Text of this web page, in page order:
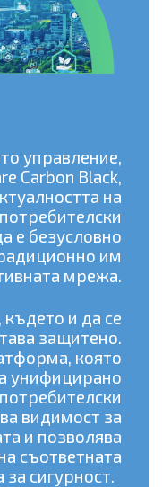
управление,
Carbon Black,
на
е безусловно
им
мрежа.
където и да се
защитено.
която
унифицирано
видимост за
и позволява
съответната
сигурност.